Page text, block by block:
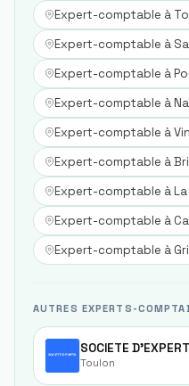
Expert-comptable à
Expert-comptable à
Expert-comptable à
Expert-comptable à
Expert-comptable à
Expert-comptable à
Expert-comptable à
Expert-comptable à
Expert-comptable à
AUTRES EXPERTS-
SOCIETE
Toulon